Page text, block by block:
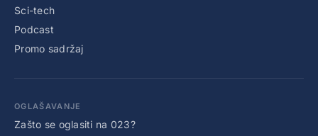
Sci-tech
Podcast
Promo sadržaj
OGLAŠAVANJE
Zašto se oglasiti na 023?